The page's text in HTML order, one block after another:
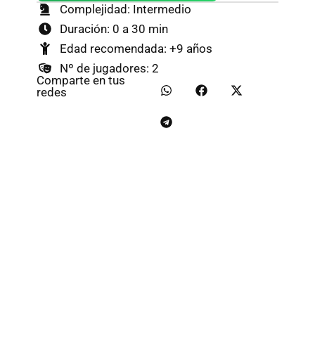
Complejidad: Intermedio
Duración: 0 a 30 min
Edad recomendada: +9 años
Nº de jugadores: 2
Comparte en tus
redes